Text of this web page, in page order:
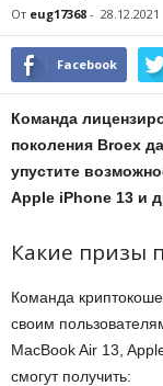
От eug17368 - 28.12.2021
Facebook
Команда
поколения Broex
упустите
Apple iPhone 13 и
Какие призы
Команда
своим
MacBook Air 13,
смогут получить: